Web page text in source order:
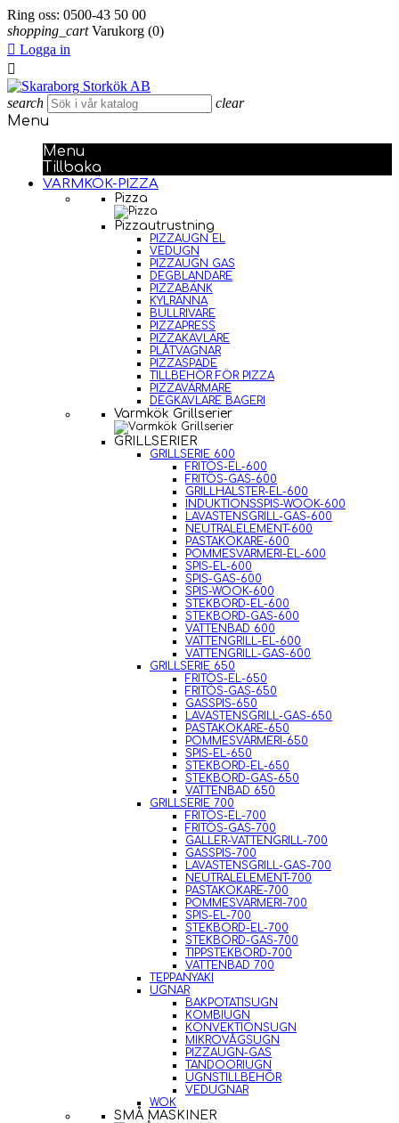
Ring oss: 0500-43 50 00
shopping_cart Varukorg (0)
 Logga in

search clear
Menu
Menu
Tillbaka
VARMKÖK-PIZZA
Pizza
Pizzautrustning
PIZZAUGN EL
VEDUGN
PIZZAUGN GAS
DEGBLANDARE
PIZZABÄNK
KYLRÄNNA
BULLRIVARE
PIZZAPRESS
PIZZAKAVLARE
PLÅTVAGNAR
PIZZASPADE
TILLBEHÖR FÖR PIZZA
PIZZAVÄRMARE
DEGKAVLARE BAGERI
Varmkök Grillserier
GRILLSERIER
GRILLSERIE 600
FRITÖS-EL-600
FRITÖS-GAS-600
GRILLHALSTER-EL-600
INDUKTIONSSPIS-WOOK-600
LAVASTENSGRILL-GAS-600
NEUTRALELEMENT-600
PASTAKOKARE-600
POMMESVÄRMERI-EL-600
SPIS-EL-600
SPIS-GAS-600
SPIS-WOOK-600
STEKBORD-EL-600
STEKBORD-GAS-600
VATTENBAD 600
VATTENGRILL-EL-600
VATTENGRILL-GAS-600
GRILLSERIE 650
FRITÖS-EL-650
FRITÖS-GAS-650
GASSPIS-650
LAVASTENSGRILL-GAS-650
PASTAKOKARE-650
POMMESVÄRMERI-650
SPIS-EL-650
STEKBORD-EL-650
STEKBORD-GAS-650
VATTENBAD 650
GRILLSERIE 700
FRITÖS-EL-700
FRITÖS-GAS-700
GALLER-VATTENGRILL-700
GASSPIS-700
LAVASTENSGRILL-GAS-700
NEUTRALELEMENT-700
PASTAKOKARE-700
POMMESVÄRMERI-700
SPIS-EL-700
STEKBORD-EL-700
STEKBORD-GAS-700
TIPPSTEKBORD-700
VATTENBAD 700
TEPPANYAKI
UGNAR
BAKPOTATISUGN
KOMBIUGN
KONVEKTIONSUGN
MIKROVÅGSUGN
PIZZAUGN-GAS
TANDOORIUGN
UGNSTILLBEHÖR
VEDUGNAR
WOK
SMÅ MASKINER